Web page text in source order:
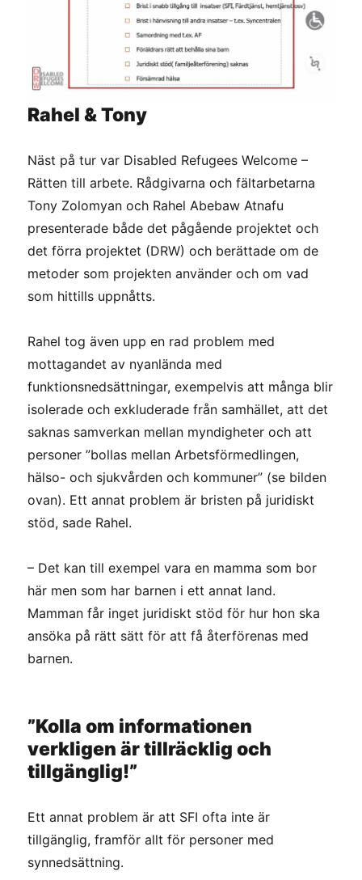
Rahel & Tony
Näst på tur var Disabled Refugees Welcome –
Rätten till arbete. Rådgivarna och fältarbetarna
Tony Zolomyan och Rahel Abebaw Atnafu
presenterade både det pågående projektet och
det förra projektet (DRW) och berättade om de
metoder som projekten använder och om vad
som hittills uppnåtts.
Rahel tog även upp en rad problem med
mottagandet av nyanlända med
funktionsnedsättningar, exempelvis att många blir
isolerade och exkluderade från samhället, att det
saknas samverkan mellan myndigheter och att
personer ”bollas mellan Arbetsförmedlingen,
hälso- och sjukvården och kommuner” (se bilden
ovan). Ett annat problem är bristen på juridiskt
stöd, sade Rahel.
– Det kan till exempel vara en mamma som bor
här men som har barnen i ett annat land.
Mamman får inget juridiskt stöd för hur hon ska
ansöka på rätt sätt för att få återförenas med
barnen.
”Kolla om informationen
verkligen är tillräcklig och
tillgänglig!”
Ett annat problem är att SFI ofta inte är
tillgänglig, framför allt för personer med
synnedsättning.